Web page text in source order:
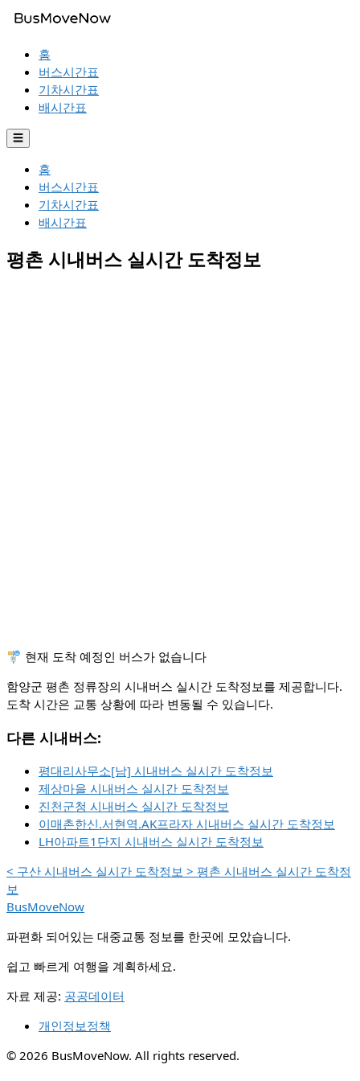
홈
버스시간표
기차시간표
배시간표
☰
홈
버스시간표
기차시간표
배시간표
평촌 시내버스 실시간 도착정보
🚏 현재 도착 예정인 버스가 없습니다
함양군 평촌 정류장의 시내버스 실시간 도착정보를 제공합니다.
도착 시간은 교통 상황에 따라 변동될 수 있습니다.
다른 시내버스:
평대리사무소[남] 시내버스 실시간 도착정보
제상마을 시내버스 실시간 도착정보
진천군청 시내버스 실시간 도착정보
이매촌한신.서현역.AK프라자 시내버스 실시간 도착정보
LH아파트1단지 시내버스 실시간 도착정보
< 구산 시내버스 실시간 도착정보 > 평촌 시내버스 실시간 도착정
보
BusMoveNow
파편화 되어있는 대중교통 정보를 한곳에 모았습니다.
쉽고 빠르게 여행을 계획하세요.
자료 제공: 공공데이터
개인정보정책
© 2026 BusMoveNow. All rights reserved.